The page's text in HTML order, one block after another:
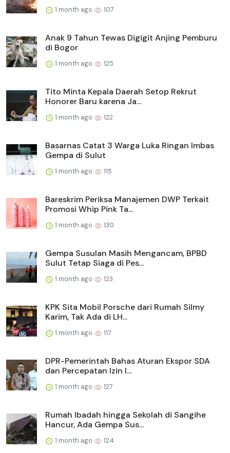
1 month ago 107
Anak 9 Tahun Tewas Digigit Anjing Pemburu
di Bogor
1 month ago 125
Tito Minta Kepala Daerah Setop Rekrut
Honorer Baru karena Ja...
1 month ago 122
Basarnas Catat 3 Warga Luka Ringan Imbas
Gempa di Sulut
1 month ago 115
Bareskrim Periksa Manajemen DWP Terkait
Promosi Whip Pink Ta...
1 month ago 130
Gempa Susulan Masih Mengancam, BPBD
Sulut Tetap Siaga di Pes...
1 month ago 123
KPK Sita Mobil Porsche dari Rumah Silmy
Karim, Tak Ada di LH...
1 month ago 117
DPR-Pemerintah Bahas Aturan Ekspor SDA
dan Percepatan Izin I...
1 month ago 127
Rumah Ibadah hingga Sekolah di Sangihe
Hancur, Ada Gempa Sus...
1 month ago 124